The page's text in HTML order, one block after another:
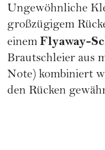
Ungewöhnliche
großzügigem
einem Flyaway-
Brautschleier aus
Note) kombiniert
den Rücken